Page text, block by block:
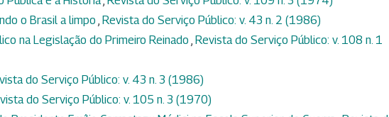
o Brasil a limpo Revista do Serviço Público: v. 43 n. 2 (1986)
na Legislação do Primeiro Reinado Revista do Serviço Público: v. 108 n. 1
do Serviço Público: v. 43 n. 3 (1986)
do Serviço Público: v. 105 n. 3 (1970)